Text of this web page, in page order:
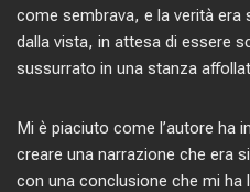
come sembrava, e la verità
dalla vista, in attesa di essere
sussurrato in una stanza
Mi è piaciuto come l’autore ha
creare una narrazione che era
con una conclusione che mi